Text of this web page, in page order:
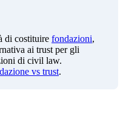
di costituire fondazioni,
ai trust per gli
di civil law.
vs trust.